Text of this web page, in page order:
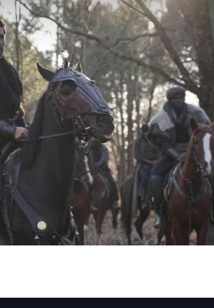
için İnternet Sitemizde kendimize
verileriniz işlenmekte olup gerekli olan
çerezler, sitemizin daha işlevsel
amaçlarıyla sınırlı olarak açık
yer alan panel vasıtasıyla
Metnimiziziyaret edebilirsiniz.
Kanunu uyarınca hazırlanmış
çerezlerle ilgili bilgi almak için lütfen